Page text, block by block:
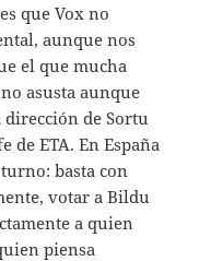
que Vox no
aunque nos
el que mucha
asusta aunque
de Sortu
de ETA. En España
basta con
votar a Bildu
a quien
piensa